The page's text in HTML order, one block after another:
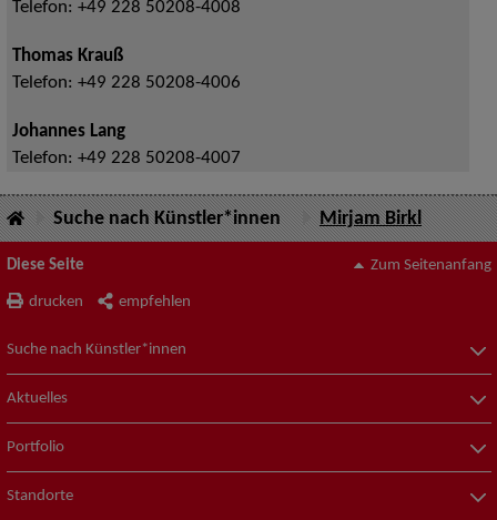
Telefon: +49 228 50208-4008
Thomas Krauß
Telefon: +49 228 50208-4006
Johannes Lang
Telefon: +49 228 50208-4007
Suche nach Künstler*innen Mirjam Birkl
Diese Seite
drucken empfehlen
Zum Seitenanfang
Suche nach Künstler*innen
Aktuelles
Portfolio
Standorte